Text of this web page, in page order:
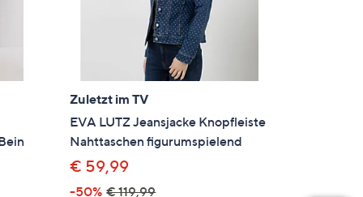
Zuletzt im TV
EVA LUTZ Jeansjacke Knopfleiste
Nahttaschen figurumspielend
€ 59,99
-50% € 119,99